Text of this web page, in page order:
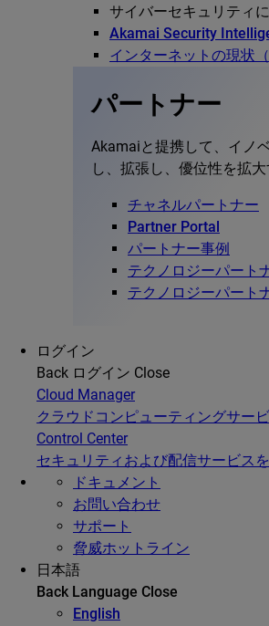
サイバーセキュリティ
Akamai Security
インターネットの現状
パートナー
Akamaiと提携して、イノ
し、拡張し、優位性を拡大
チャネルパートナー
Partner Portal
パートナー事例
テクノロジーパート
テクノロジーパート
ログイン
Back ログイン Close
Cloud Manager
クラウドコンピューティングサー
Control Center
セキュリティおよび配信サービス
ドキュメント
お問い合わせ
サポート
脅威ホットライン
日本語
Back Language Close
English